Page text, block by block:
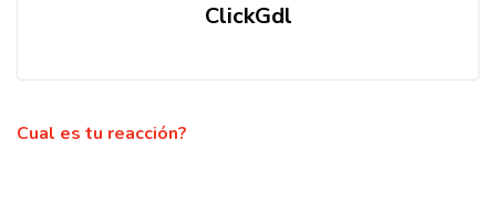
ClickGdl
Cual es tu reacción?